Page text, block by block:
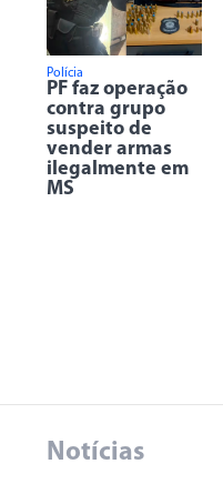
Polícia
PF faz operação
contra grupo
suspeito de
vender armas
ilegalmente em
MS
Notícias